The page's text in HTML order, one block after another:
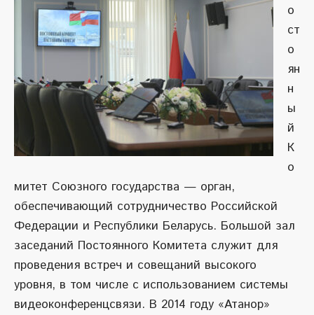
о
ст
о
ян
н
ы
й
К
о
митет Союзного государства — орган,
обеспечивающий сотрудничество Российской
Федерации и Республики Беларусь. Большой зал
заседаний Постоянного Комитета служит для
проведения встреч и совещаний высокого
уровня, в том числе с использованием системы
видеоконференцсвязи. В 2014 году «Атанор»